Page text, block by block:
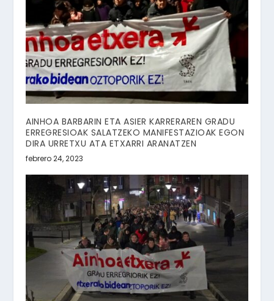
AINHOA BARBARIN ETA ASIER KARRERAREN GRADU
ERREGRESIOAK SALATZEKO MANIFESTAZIOAK EGON
DIRA URRETXU ATA ETXARRI ARANATZEN
febrero 24, 2023